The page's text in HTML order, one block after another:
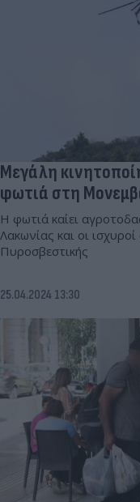
Μεγάλη
φωτιά στη
Η φωτιά καίει
Λακωνίας και οι
Πυροσβεστικής
25.04.2024 13:30